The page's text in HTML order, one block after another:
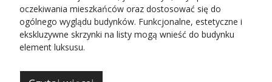
oczekiwania mieszkańców oraz dostosować się do
ogólnego wyglądu budynków. Funkcjonalne, estetyczne i
ekskluzywne skrzynki na listy mogą wnieść do budynku
element luksusu.